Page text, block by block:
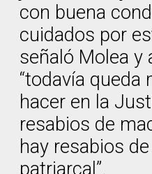
con buena
cuidados por
señaló Molea y
“todavía queda
hacer en la
resabios de
hay resabios
patriarcal”.